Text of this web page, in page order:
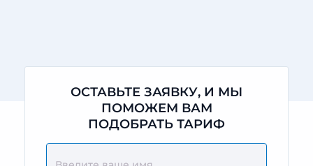
ОСТАВЬТЕ ЗАЯВКУ, И МЫ
ПОМОЖЕМ ВАМ
ПОДОБРАТЬ ТАРИФ